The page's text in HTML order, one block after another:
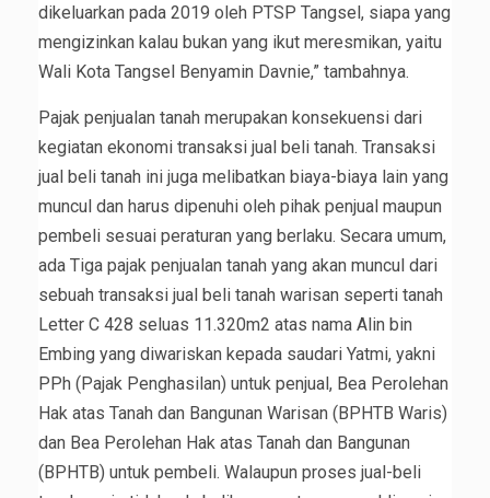
dikeluarkan pada 2019 oleh PTSP Tangsel, siapa yang
mengizinkan kalau bukan yang ikut meresmikan, yaitu
Wali Kota Tangsel Benyamin Davnie,” tambahnya.
Pajak penjualan tanah merupakan konsekuensi dari
kegiatan ekonomi transaksi jual beli tanah. Transaksi
jual beli tanah ini juga melibatkan biaya-biaya lain yang
muncul dan harus dipenuhi oleh pihak penjual maupun
pembeli sesuai peraturan yang berlaku. Secara umum,
ada Tiga pajak penjualan tanah yang akan muncul dari
sebuah transaksi jual beli tanah warisan seperti tanah
Letter C 428 seluas 11.320m2 atas nama Alin bin
Embing yang diwariskan kepada saudari Yatmi, yakni
PPh (Pajak Penghasilan) untuk penjual, Bea Perolehan
Hak atas Tanah dan Bangunan Warisan (BPHTB Waris)
dan Bea Perolehan Hak atas Tanah dan Bangunan
(BPHTB) untuk pembeli. Walaupun proses jual-beli